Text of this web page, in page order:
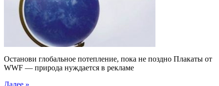
Останови глобальное потепление, пока не поздно Плакаты от
WWF — природа нуждается в рекламе